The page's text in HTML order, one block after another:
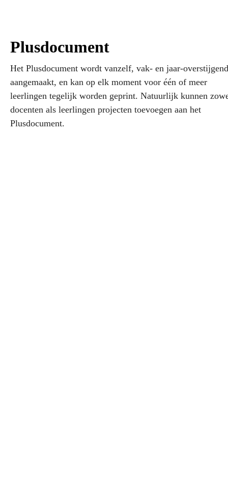
Plusdocument
Het Plusdocument wordt vanzelf, vak- en jaar-
aangemaakt, en kan op elk moment voor één of meer
leerlingen tegelijk worden geprint. Natuurlijk kunnen
docenten als leerlingen projecten toevoegen aan het
Plusdocument.